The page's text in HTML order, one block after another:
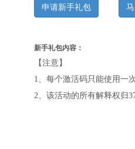
申请新手礼包
新手礼包内容：
【注意】
1、每个激活码只能使用一
2、该活动的所有解释权归